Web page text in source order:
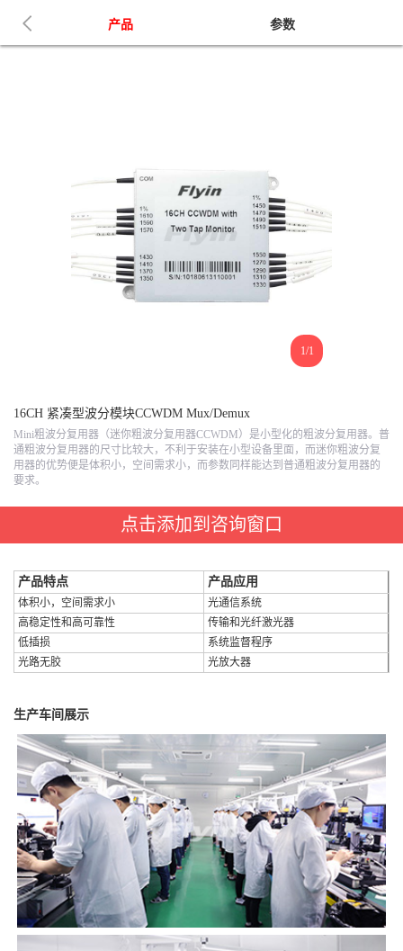
产品 参数
1/1
16CH 紧凑型波分模块CCWDM Mux/Demux
Mini粗波分复用器（迷你粗波分复用器CCWDM）是小型化的粗波分复用器。普
通粗波分复用器的尺寸比较大，不利于安装在小型设备里面，而迷你粗波分复
用器的优势便是体积小，空间需求小，而参数同样能达到普通粗波分复用器的
要求。
点击添加到咨询窗口
产品特点 产品应用
体积小，空间需求小
光通信系统
高稳定性和高可靠性
传输和光纤激光器
低插损
系统监督程序
光路无胶
光放大器
生产车间展示